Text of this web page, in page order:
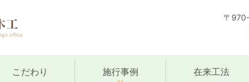
〒
こだわり 施行事例 在来工法